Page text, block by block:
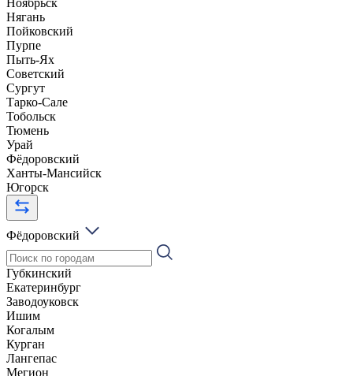
Нягань
Пойковский
Пурпе
Пыть-Ях
Советский
Сургут
Тарко-Сале
Тобольск
Тюмень
Урай
Фёдоровский
Ханты-Мансийск
Югорск
Фёдоровский
Губкинский
Екатеринбург
Заводоуковск
Ишим
Когалым
Курган
Лангепас
Мегион